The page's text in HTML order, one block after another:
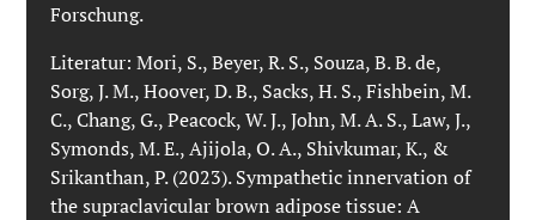
Forschung.
Literatur: Mori, S., Beyer, R. S., Souza, B. B. de,
Sorg, J. M., Hoover, D. B., Sacks, H. S., Fishbein, M.
C., Chang, G., Peacock, W. J., John, M. A. S., Law, J.,
Symonds, M. E., Ajijola, O. A., Shivkumar, K., &
Srikanthan, P. (2023). Sympathetic innervation of
the supraclavicular brown adipose tissue: A